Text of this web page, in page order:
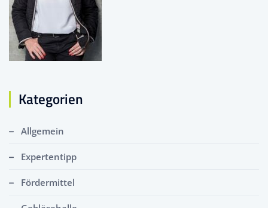
Kategorien
Allgemein
Expertentipp
Fördermittel